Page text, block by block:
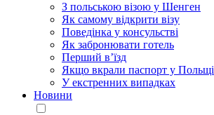
З польською візою у Шенген
Як самому відкрити візу
Поведінка у консульстві
Як забронювати готель
Перший в’їзд
Якщо вкрали паспорт у Польщі
У екстренних випадках
Новини